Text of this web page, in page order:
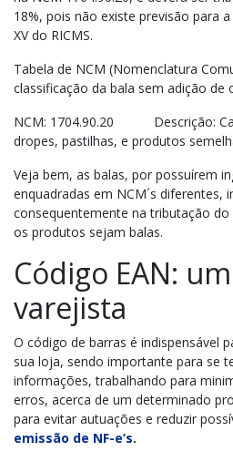
18%, pois não existe previsão para
XV do RICMS.
Tabela de NCM (Nomenclatura
classificação da bala sem adição de
NCM: 1704.90.20 Descrição:
dropes, pastilhas, e produtos
Veja bem, as balas, por possuírem
enquadradas em NCM´s diferentes,
consequentemente na tributação
os produtos sejam balas.
Código EAN:
varejista
O código de barras é indispensável
sua loja, sendo importante para se
informações, trabalhando para
erros, acerca de um determinado
para evitar autuações e reduzir
emissão de NF-e’s.